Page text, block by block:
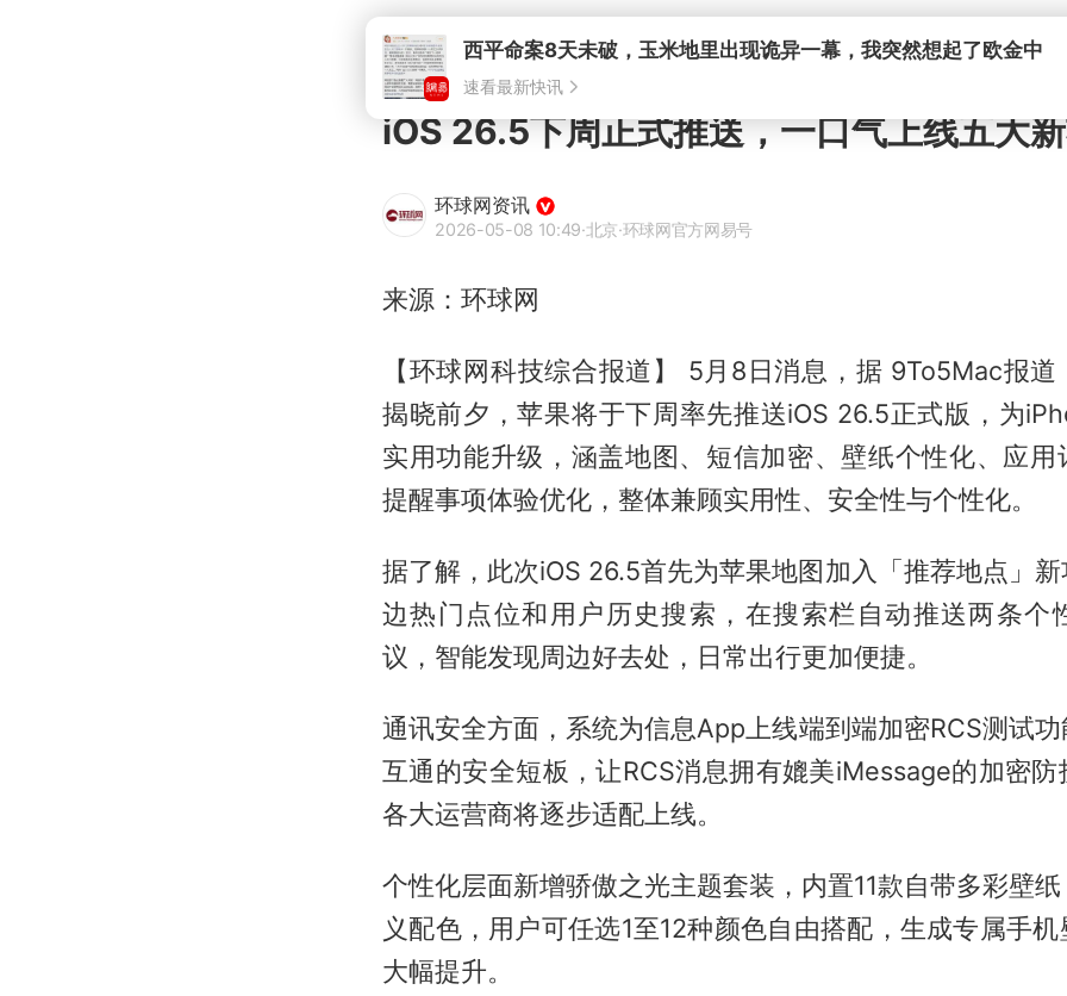
iOS 26.5下周正式推送，一口气上线五大
环球网资讯
2026-05-08 10:49·北京·环球网官方网易号
来源：环球网
【环球网科技综合报道】 5月8日消息，据 9To5Mac报道
揭晓前夕，苹果将于下周率先推送iOS 26.5正式版，为
实用功能升级，涵盖地图、短信加密、壁纸个性化、应用
提醒事项体验优化，整体兼顾实用性、安全性与个性化。
据了解，此次iOS 26.5首先为苹果地图加入「推荐地点」
边热门点位和用户历史搜索，在搜索栏自动推送两条个
议，智能发现周边好去处，日常出行更加便捷。
通讯安全方面，系统为信息App上线端到端加密RCS测试
互通的安全短板，让RCS消息拥有媲美iMessage的加密
各大运营商将逐步适配上线。
个性化层面新增骄傲之光主题套装，内置11款自带多彩壁
义配色，用户可任选1至12种颜色自由搭配，生成专属手
大幅提升。